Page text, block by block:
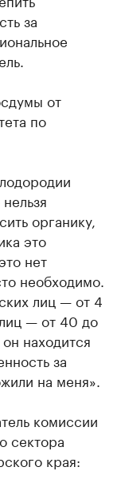
за
от
по
органику,
это
нет
необходимо.
лиц — от 4
— от 40 до
находится
за
на меня».
комиссии
сектора
края: